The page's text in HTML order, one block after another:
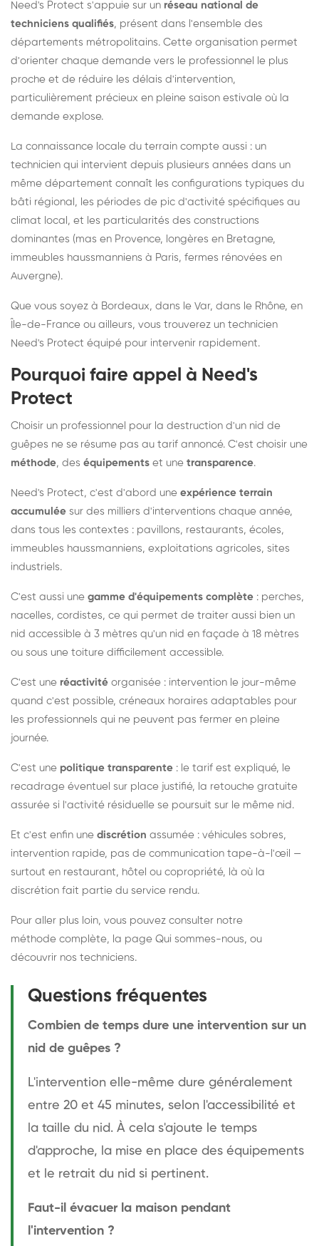
Need's Protect s'appuie sur un réseau national de
techniciens qualifiés, présent dans l'ensemble des
départements métropolitains. Cette organisation permet
d'orienter chaque demande vers le professionnel le plus
proche et de réduire les délais d'intervention,
particulièrement précieux en pleine saison estivale où la
demande explose.
La connaissance locale du terrain compte aussi : un
technicien qui intervient depuis plusieurs années dans un
même département connaît les configurations typiques du
bâti régional, les périodes de pic d'activité spécifiques au
climat local, et les particularités des constructions
dominantes (mas en Provence, longères en Bretagne,
immeubles haussmanniens à Paris, fermes rénovées en
Auvergne).
Que vous soyez à Bordeaux, dans le Var, dans le Rhône, en
Île-de-France ou ailleurs, vous trouverez un technicien
Need's Protect équipé pour intervenir rapidement.
Pourquoi faire appel à Need's
Protect
Choisir un professionnel pour la destruction d'un nid de
guêpes ne se résume pas au tarif annoncé. C'est choisir une
méthode, des équipements et une transparence.
Need's Protect, c'est d'abord une expérience terrain
accumulée sur des milliers d'interventions chaque année,
dans tous les contextes : pavillons, restaurants, écoles,
immeubles haussmanniens, exploitations agricoles, sites
industriels.
C'est aussi une gamme d'équipements complète : perches,
nacelles, cordistes, ce qui permet de traiter aussi bien un
nid accessible à 3 mètres qu'un nid en façade à 18 mètres
ou sous une toiture difficilement accessible.
C'est une réactivité organisée : intervention le jour-même
quand c'est possible, créneaux horaires adaptables pour
les professionnels qui ne peuvent pas fermer en pleine
journée.
C'est une politique transparente : le tarif est expliqué, le
recadrage éventuel sur place justifié, la retouche gratuite
assurée si l'activité résiduelle se poursuit sur le même nid.
Et c'est enfin une discrétion assumée : véhicules sobres,
intervention rapide, pas de communication tape-à-l'œil —
surtout en restaurant, hôtel ou copropriété, là où la
discrétion fait partie du service rendu.
Pour aller plus loin, vous pouvez consulter notre
méthode complète, la page Qui sommes-nous, ou
découvrir nos techniciens.
Questions fréquentes
Combien de temps dure une intervention sur un
nid de guêpes ?
L'intervention elle-même dure généralement
entre 20 et 45 minutes, selon l'accessibilité et
la taille du nid. À cela s'ajoute le temps
d'approche, la mise en place des équipements
et le retrait du nid si pertinent.
Faut-il évacuer la maison pendant
l'intervention ?